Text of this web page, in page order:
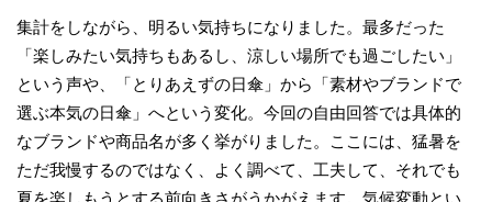
集計をしながら、明るい気持ちになりました。最多だった
「楽しみたい気持ちもあるし、涼しい場所でも過ごしたい」
という声や、「とりあえずの日傘」から「素材やブランドで
選ぶ本気の日傘」へという変化。今回の自由回答では具体的
なブランドや商品名が多く挙がりました。ここには、猛暑を
ただ我慢するのではなく、よく調べて、工夫して、それでも
夏を楽しもうとする前向きさがうかがえます。気候変動とい